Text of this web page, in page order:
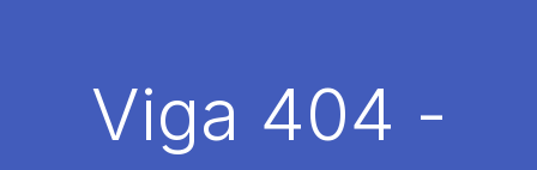
PALKAMAViga 404 -